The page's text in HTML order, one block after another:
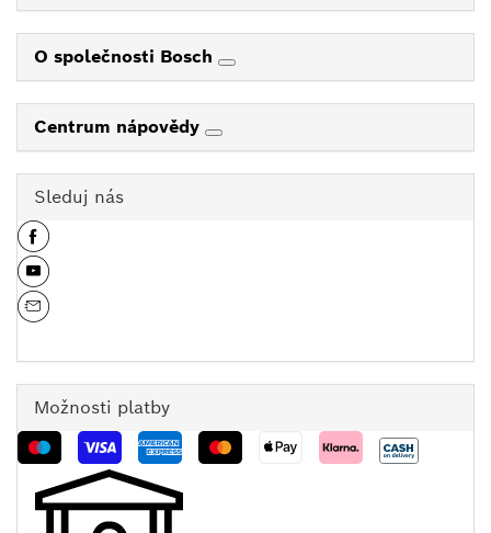
O společnosti Bosch
Centrum nápovědy
Sleduj nás
Možnosti platby